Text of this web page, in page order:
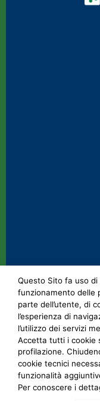
Questo Sito fa uso
funzionamento delle
parte dell’utente, di
l’esperienza di
l’utilizzo dei servizi
Accetta tutti i cookie
profilazione.
cookie tecnici
funzionalità
Per conoscere i